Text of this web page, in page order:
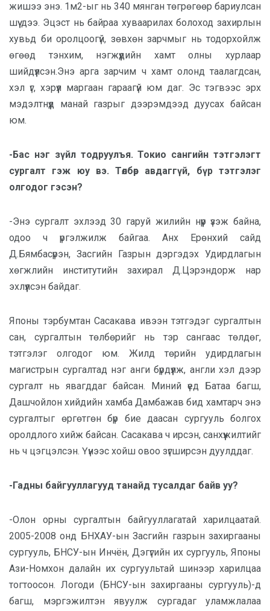
жишээ энэ. 1м2-ыг нь 340 мянган төгрөгөөр бариулсан
шүү дээ. Эцэст нь байраа хуваарилах болоход захирлын
хувьд би оролцоогүй, зөвхөн зарчмыг нь тодорхойлж
өгөөд тэнхим, нэгжүүдийн хамт олны хурлаар
шийдүүлсэн.Энэ арга зарчим ч хамт олонд таалагдсан,
хэл үг, хэрүүл маргаан гараагүй юм даг. Эс тэгвээс эрх
мэдэлтнүүд манай газрыг дээрэмдээд дуусах байсан
юм.
-Бас нэг зүйл тодруулъя. Токио сангийн тэтгэлэгт
сургалт гэж юу вэ. Төлбөр авдаггүй, бүр тэтгэлэг
олгодог гэсэн?
-Энэ сургалт эхлээд 30 гаруй жилийн нүүр үзэж байна,
одоо ч үргэлжилж байгаа. Анх Ерөнхий сайд
Д.Бямбасүрэн, Засгийн Газрын дэргэдэх Удирдлагын
хөгжлийн институтийн захирал Д.Цэрэндорж нар
эхлүүлсэн байдаг.
Японы тэрбумтан Сасакава ивээн тэтгэдэг сургалтын
сан, сургалтын төлбөрийг нь тэр сангаас төлдөг,
тэтгэлэг олгодог юм. Жилд төрийн удирдлагын
магистрын сургалтад нэг анги бүрдүүлж, англи хэл дээр
сургалт нь явагддаг байсан. Миний үед Батаа багш,
Дашчойлон хийдийн хамба Дамбажав бид хамтарч энэ
сургалтыг өргөтгөн бүр бие даасан сургууль болгох
оролдлого хийж байсан. Сасакава ч ирсэн, санхүүжилтийг
нь ч цэгцэлсэн. Үүнээс хойш овоо зүгширсэн дуулддаг.
-Гадны байгууллагууд танайд тусалдаг байв уу?
-Олон орны сургалтын байгууллагатай харилцаатай.
2005-2008 онд БНХАУ-ын Засгийн газрын захиргааны
сургууль, БНСУ-ын Инчён, Дэгүгийн их сургууль, Японы
Ази-Номхон далайн их сургуультай шинээр харилцаа
тогтоосон. Логоди (БНСУ-ын захиргааны сургууль)-д
багш, мэргэжилтэн явуулж сургадаг уламжлалаа